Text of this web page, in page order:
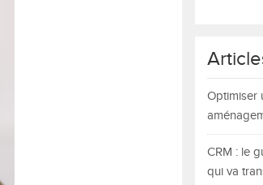
Optimiser
CRM : le
qui va